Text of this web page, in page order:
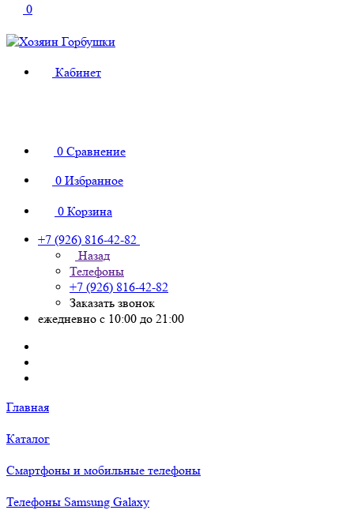
0
Кабинет
0 Сравнение
0 Избранное
0 Корзина
+7 (926) 816-42-82
Назад
Телефоны
+7 (926) 816-42-82
Заказать звонок
ежедневно с 10:00 до 21:00
Главная
Каталог
Смартфоны и мобильные телефоны
Телефоны Samsung Galaxy